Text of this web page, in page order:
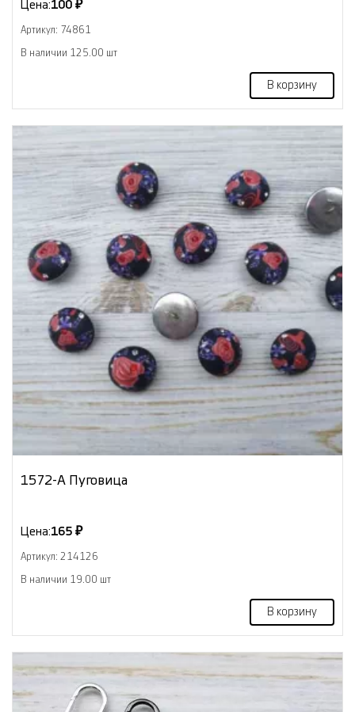
Цена:100 ₽
Артикул: 74861
В наличии 125.00 шт
В корзину
1572-А Пуговица
Цена:165 ₽
Артикул: 214126
В наличии 19.00 шт
В корзину